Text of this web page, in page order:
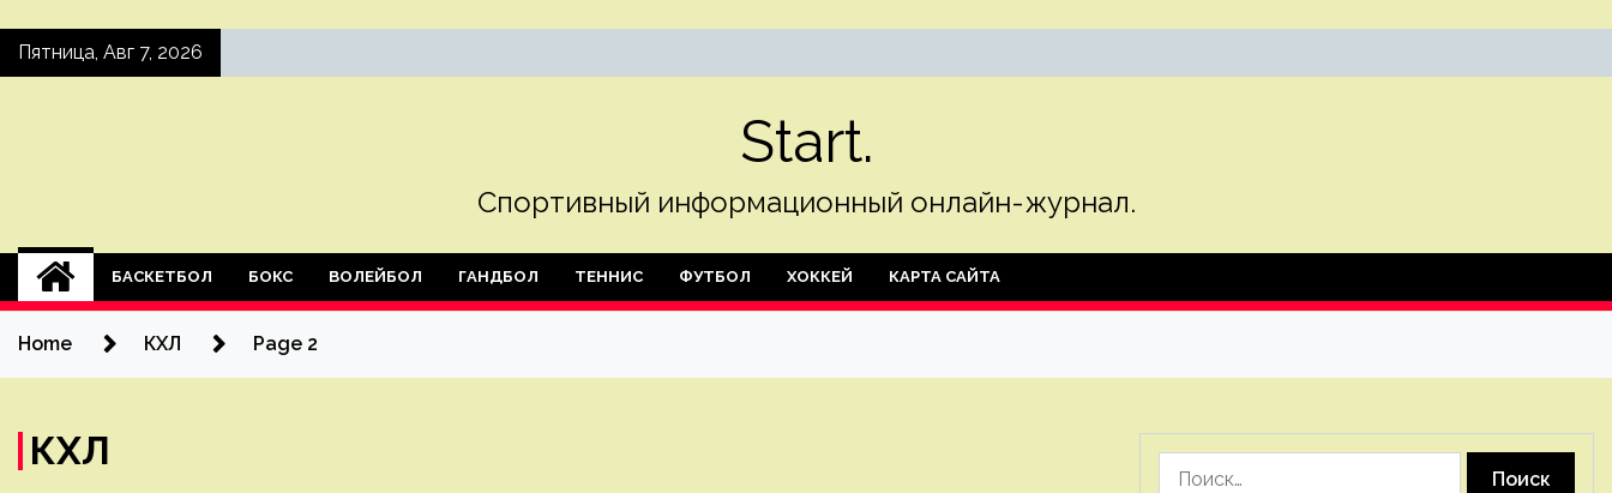
SkipПятница, Авг 7, 2026
Start.
Спортивный информационный онлайн-журнал.
БАСКЕТБОЛ БОКС ВОЛЕЙБОЛ ГАНДБОЛ ТЕННИС ФУТБОЛ ХОККЕЙ КАРТА САЙТА
Home КХЛ Page 2
КХЛ